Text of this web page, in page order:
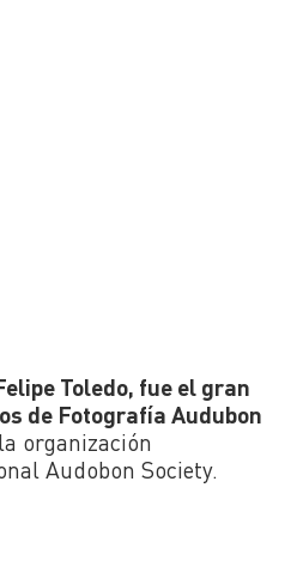
Toledo, fue el gran
de Fotografía Audubon
organización
Audobon Society.